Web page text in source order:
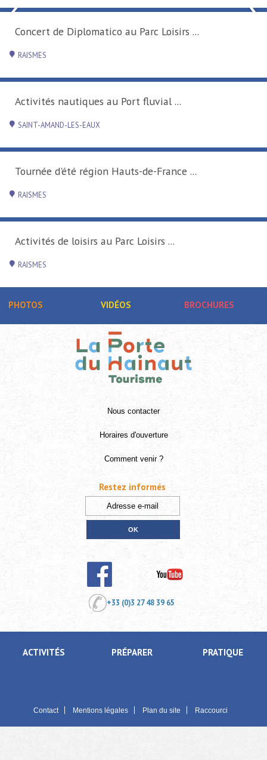
PHOTOS VIDÉOS BROCHURES
Nous contacter
Horaires d'ouverture
Comment venir ?
+33 (0)3 27 48 39 65
ACTIVITÉS PRÉPARER PRATIQUE
Contact Mentions légales Plan du site Raccourci
Restez informés